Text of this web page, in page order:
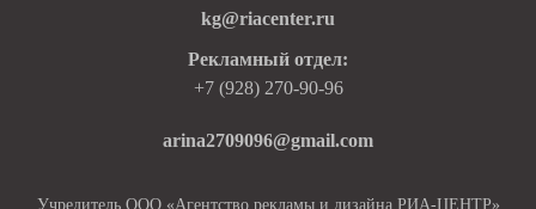
kg@riacenter.ru
Рекламный отдел:
+7 (928) 270-90-96
arina2709096@gmail.com
Учредитель ООО «Агентство рекламы и дизайна РИА-ЦЕНТР»